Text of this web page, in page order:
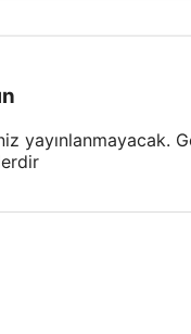
yayınlanmayacak.